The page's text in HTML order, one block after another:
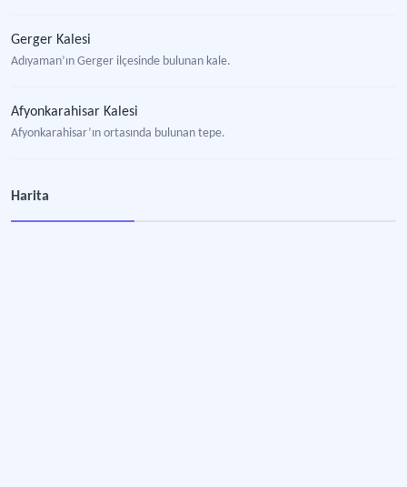
Gerger Kalesi
Adıyaman’ın Gerger ilçesinde bulunan kale.
Afyonkarahisar Kalesi
Afyonkarahisar’ın ortasında bulunan tepe.
Harita